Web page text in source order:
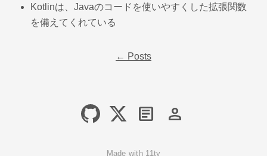
Kotlinは、Javaのコードを使いやすくした拡張関数
を備えてくれている
← Posts
article person
Made with 11ty